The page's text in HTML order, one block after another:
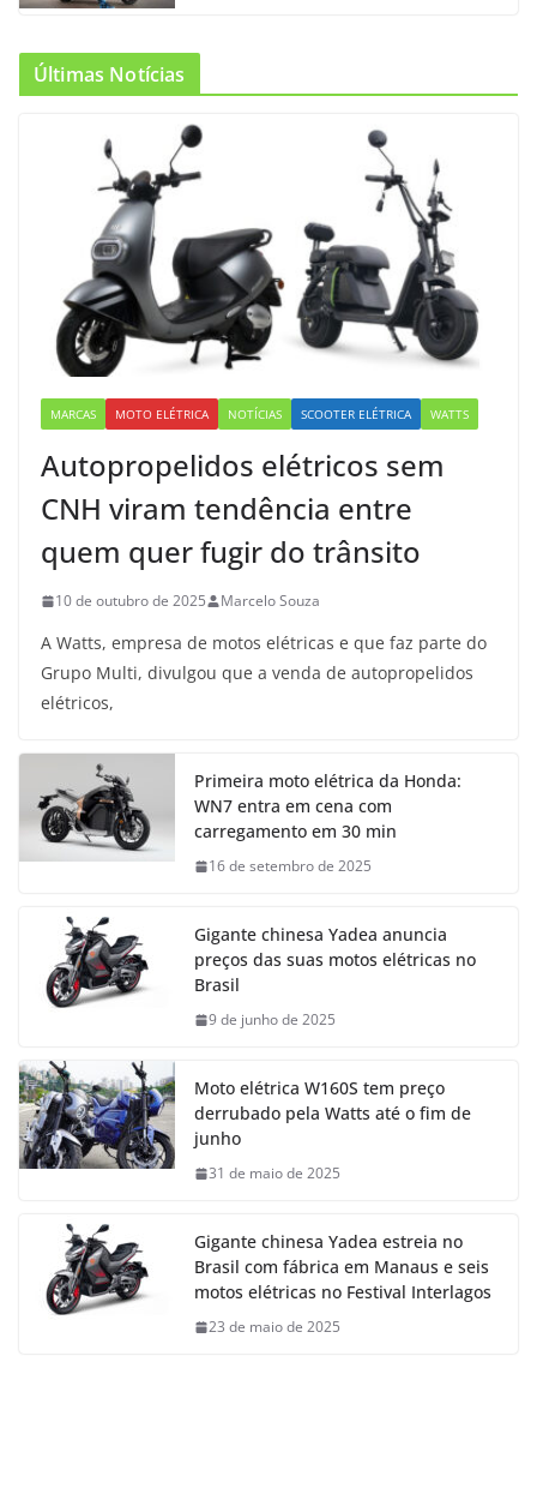
Últimas Notícias
MARCAS MOTO ELÉTRICA NOTÍCIAS SCOOTER ELÉTRICA WATTS
Autopropelidos elétricos sem
CNH viram tendência entre
quem quer fugir do trânsito
10 de outubro de 2025 Marcelo Souza
A Watts, empresa de motos elétricas e que faz parte do
Grupo Multi, divulgou que a venda de autopropelidos
elétricos,
Primeira moto elétrica da Honda:
WN7 entra em cena com
carregamento em 30 min
16 de setembro de 2025
Gigante chinesa Yadea anuncia
preços das suas motos elétricas no
Brasil
9 de junho de 2025
Moto elétrica W160S tem preço
derrubado pela Watts até o fim de
junho
31 de maio de 2025
Gigante chinesa Yadea estreia no
Brasil com fábrica em Manaus e seis
motos elétricas no Festival Interlagos
23 de maio de 2025